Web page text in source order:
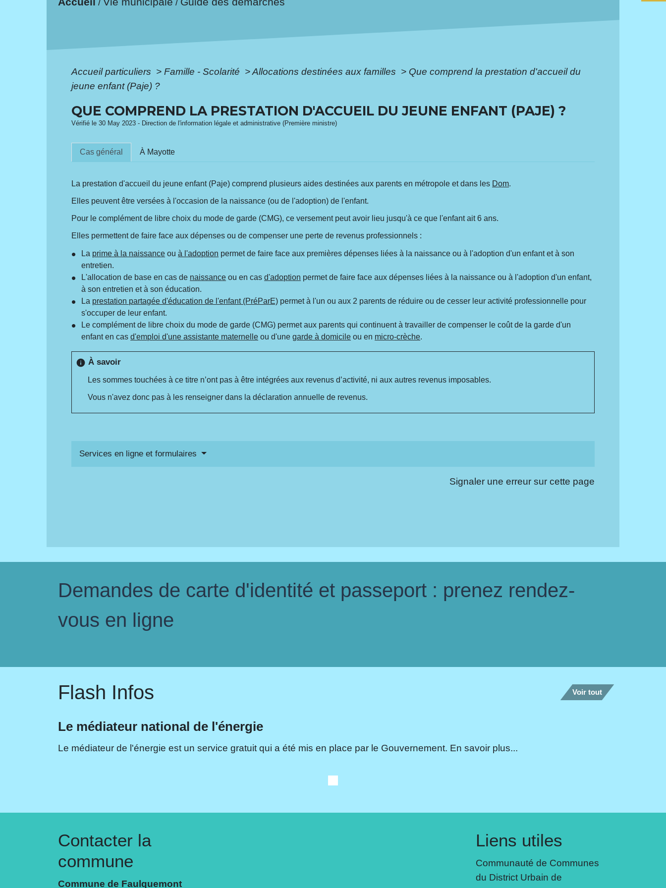
/ /
Accueil particuliers > Famille - Scolarité >Allocations destinées aux familles > Que comprend la prestation d'accueil du
jeune enfant (Paje) ?
QUE COMPREND LA PRESTATION D'ACCUEIL DU JEUNE ENFANT (PAJE) ?
Vérifié le 30 May 2023 - Direction de l'information légale et administrative (Première ministre)
Cas général À Mayotte
La prestation d'accueil du jeune enfant (Paje) comprend plusieurs aides destinées aux parents en métropole et dans les Dom.
Elles peuvent être versées à l'occasion de la naissance (ou de l'adoption) de l'enfant.
Pour le complément de libre choix du mode de garde (CMG), ce versement peut avoir lieu jusqu'à ce que l'enfant ait 6 ans.
Elles permettent de faire face aux dépenses ou de compenser une perte de revenus professionnels :
La prime à la naissance ouà l'adoption permet de faire face aux premières dépenses liées à la naissance ou à l'adoption d'un enfant et à son
entretien.
L'allocation de base en cas de naissance ou en casd'adoption permet de faire face aux dépenses liées à la naissance ou à l'adoption d'un enfant,
à son entretien et à son éducation.
La prestation partagée d'éducation de l'enfant (PréParE) permet à l'un ou aux 2 parents de réduire ou de cesser leur activité professionnelle pour
s'occuper de leur enfant.
Le complément de libre choix du mode de garde (CMG) permet aux parents qui continuent à travailler de compenser le coût de la garde d'un
enfant en casd'emploi d'une assistante maternelle ou d'unegarde à domicile ou en micro-crèche.
info À savoir
Les sommes touchées à ce titre n’ont pas à être intégrées aux revenus d’activité, ni aux autres revenus imposables.
Vous n'avez donc pas à les renseigner dans la déclaration annuelle de revenus.
Services en ligne et formulaires
Signaler une erreur sur cette page
Demandes de carte d'identité et passeport : prenez rendez-
vous en ligne
Flash Infos Voir tout
Le médiateur national de l'énergie
Le médiateur de l'énergie est un service gratuit qui a été mis en place par le Gouvernement. En savoir plus...
Contacter la
commune
Commune de Faulquemont
Liens utiles
Communauté de Communes
du District Urbain de